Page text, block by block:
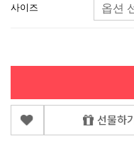
사이즈
선물하